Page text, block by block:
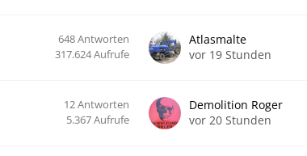
648Antworten
317.624Aufrufe
Atlasmalte
vor 19 Stunden
12Antworten
5.367Aufrufe
Demolition Roger
vor 20 Stunden